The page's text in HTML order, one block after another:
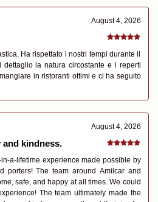
August 4, 2026
Ha rispettato i nostri tempi durante il
la natura circostante e i reperti
in ristoranti ottimi e ci ha seguito
August 4, 2026
kindness.
a-lifetime experience made possible by
porters! The team around Amilcar and
safe, and happy at all times. We could
made the